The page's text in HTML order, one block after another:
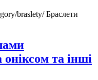
braslety/Браслети
та інші